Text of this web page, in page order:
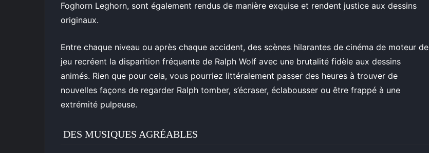
Foghorn Leghorn, sont également rendus de manière exquise et rendent justice aux dessins
originaux.
Entre chaque niveau ou après chaque accident, des scènes hilarantes de cinéma de moteur de
jeu recréent la disparition fréquente de Ralph Wolf avec une brutalité fidèle aux dessins
animés. Rien que pour cela, vous pourriez littéralement passer des heures à trouver de
nouvelles façons de regarder Ralph tomber, s’écraser, éclabousser ou être frappé à une
extrémité pulpeuse.
DES MUSIQUES AGRÉABLES